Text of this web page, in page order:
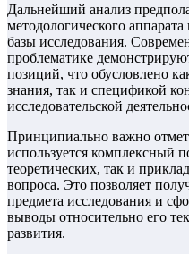
Дальнейший анализ
методологического
базы исследования.
проблематике
позиций, что обусловлено
знания, так и спецификой
исследовательской
Принципиально важно
используется комплексный
теоретических, так и
вопроса. Это позволяет
предмета исследования и
выводы относительно его
развития.